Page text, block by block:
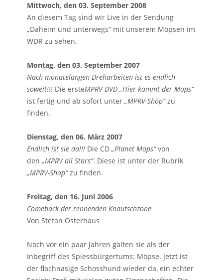
Mittwoch, den 03. September 2008
An diesem Tag sind wir Live in der Sendung
„Daheim und unterwegs“ mit unserem Möpsen im
WDR zu sehen.
Montag, den 03. September 2007
Nach monatelangen Dreharbeiten ist es endlich
soweit!!! Die ersteMPRV DVD „Hier kommt der Mops“
ist fertig und ab sofort unter „MPRV-Shop“zu
finden.
Dienstag, den 06. März 2007
Endlich ist sie da!!! Die CD „Planet Mops“von
den „MPRV all Stars“. Diese ist unter der Rubrik
„MPRV-Shop“zu finden.
Freitag, den 16. Juni 2006
Comeback der rennenden Knautschzone
Von Stefan Osterhaus
Noch vor ein paar Jahren galten sie als der
Inbegriff des Spiessbürgertums: Möpse. Jetzt ist
der flachnasige Schosshund wieder da, ein echter